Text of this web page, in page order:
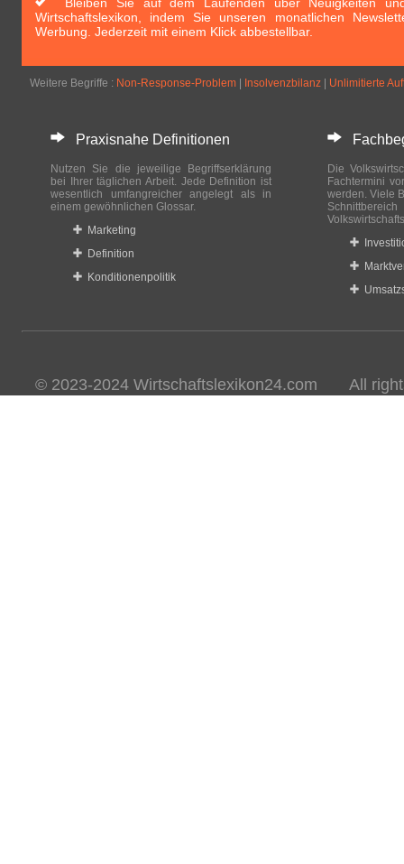
Wirtschaftslexikon, indem Sie unseren monatlichen
Werbung. Jederzeit mit einem Klick abbestellbar.
Weitere Begriffe : Non-Response-Problem Insolvenzbilanz Unlimitierte
Praxisnahe Definitionen
Nutzen Sie die jeweilige Begriffserklärung
bei Ihrer täglichen Arbeit. Jede Definition ist
wesentlich umfangreicher angelegt als in
einem gewöhnlichen Glossar.
Marketing
Definition
Konditionenpolitik
Die
Fachtermini
werden. Viele
© 2023-2024 Wirtschaftslexikon24.com All